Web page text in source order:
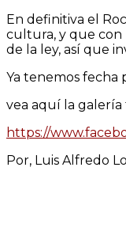
En definitiva el
cultura, y que con
de la ley, así que
Ya tenemos fecha
vea aquí la galería
https://
Por, Luis Alfredo